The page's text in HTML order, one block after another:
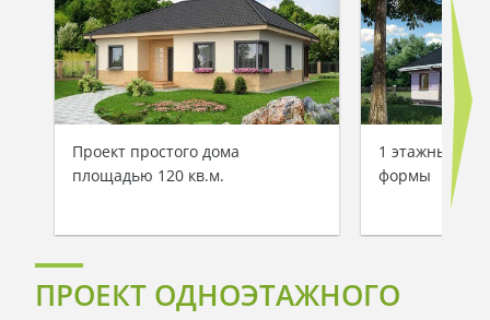
Проект простого дома
площадью 120 кв.м.
1 этажный
формы
ПРОЕКТ ОДНОЭТАЖНОГО